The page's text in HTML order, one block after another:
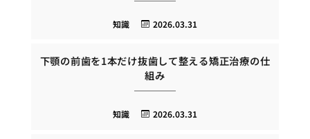
2026.03.31
知識
下顎の前歯を1本だけ抜歯して整える矯正治療の仕
組み
2026.03.31
知識